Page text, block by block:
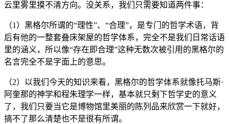
云里雾里摸不清方向。没关系，我们只需要知道两件事：
（1）黑格尔所谓的“理性”、“合理”，是专门的哲学术语，背
后有他的一整套叠床架屋的哲学体系，完全不是我们日常话语
里的涵义，所以像“存在即合理”这种无数次被引用的黑格尔的
名言完全不是字面上的意思。
（2）以我们今天的知识来看，黑格尔的哲学体系就像托马斯·
阿奎那的神学和程朱理学一样，基本就只剩下哲学史的意义
了，我们只要当它是博物馆里美丽的陈列品来欣赏一下就好，
搞不了那么清楚也不是很有所谓。